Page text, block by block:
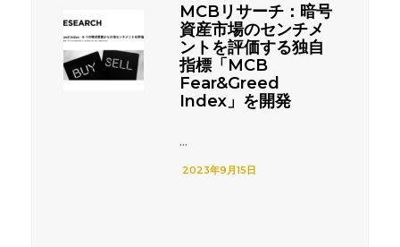
MCBリサーチ：暗号
資産市場のセンチメ
ントを評価する独自
指標「MCB
Fear&Greed
Index」を開発
...
2023年9月15日